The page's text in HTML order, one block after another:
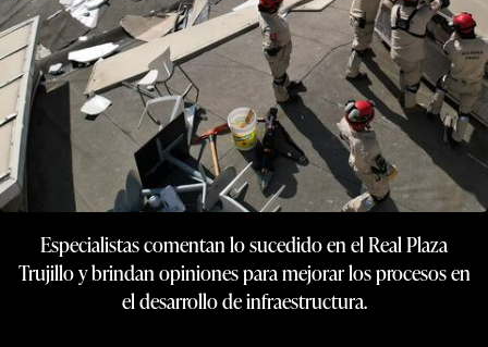
Especialistas comentan lo sucedido en el Real Plaza
Trujillo y brindan opiniones para mejorar los procesos en
el desarrollo de infraestructura.